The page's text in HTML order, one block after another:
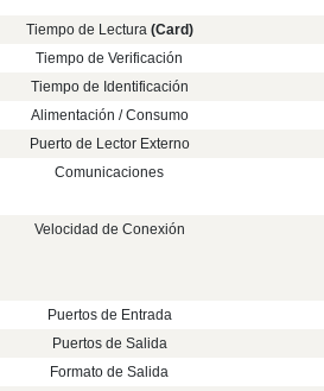
Tiempo de Lectura(Card)
Tiempo de Verificación
Tiempo de Identificación
Alimentación / Consumo
Puerto de Lector Externo
Comunicaciones
Velocidad de Conexión
Puertos de Entrada
Puertos de Salida
Formato de Salida